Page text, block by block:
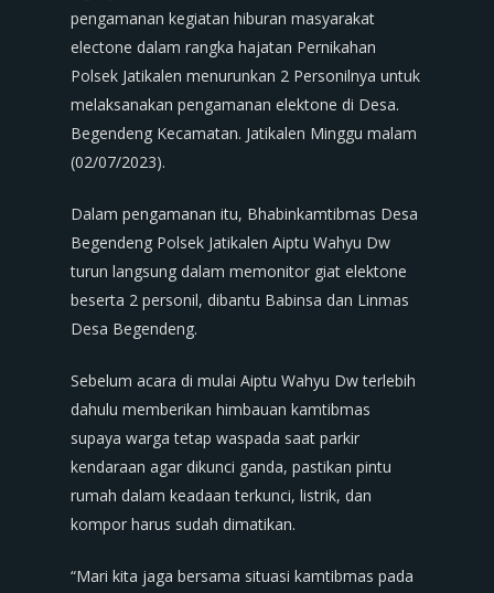
pengamanan kegiatan hiburan masyarakat
electone dalam rangka hajatan Pernikahan
Polsek Jatikalen menurunkan 2 Personilnya untuk
melaksanakan pengamanan elektone di Desa.
Begendeng Kecamatan. Jatikalen Minggu malam
(02/07/2023).
Dalam pengamanan itu, Bhabinkamtibmas Desa
Begendeng Polsek Jatikalen Aiptu Wahyu Dw
turun langsung dalam memonitor giat elektone
beserta 2 personil, dibantu Babinsa dan Linmas
Desa Begendeng.
Sebelum acara di mulai Aiptu Wahyu Dw terlebih
dahulu memberikan himbauan kamtibmas
supaya warga tetap waspada saat parkir
kendaraan agar dikunci ganda, pastikan pintu
rumah dalam keadaan terkunci, listrik, dan
kompor harus sudah dimatikan.
“Mari kita jaga bersama situasi kamtibmas pada